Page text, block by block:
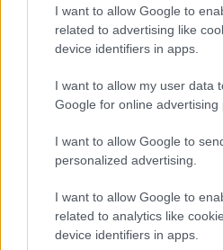
I want to allow Google to
related to advertising like
device identifiers in apps.
I want to allow my user data
Google for online advertising
I want to allow Google to
personalized advertising.
I want to allow Google to
related to analytics like
device identifiers in apps.
Transporte desde el